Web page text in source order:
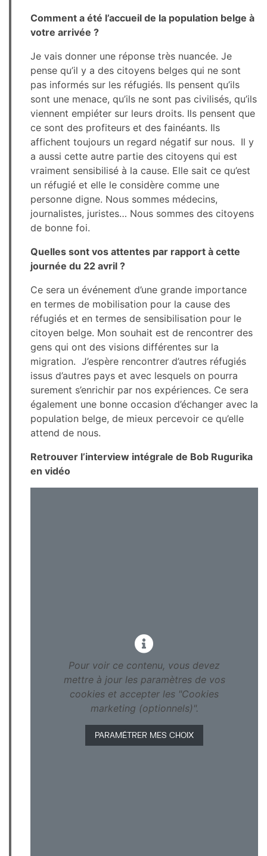
Comment a été l’accueil de la population belge à
votre arrivée ?
Je vais donner une réponse très nuancée. Je
pense qu’il y a des citoyens belges qui ne sont
pas informés sur les réfugiés. Ils pensent qu’ils
sont une menace, qu’ils ne sont pas civilisés, qu’ils
viennent empiéter sur leurs droits. Ils pensent que
ce sont des profiteurs et des fainéants. Ils
affichent toujours un regard négatif sur nous. Il y
a aussi cette autre partie des citoyens qui est
vraiment sensibilisé à la cause. Elle sait ce qu’est
un réfugié et elle le considère comme une
personne digne. Nous sommes médecins,
journalistes, juristes… Nous sommes des citoyens
de bonne foi.
Quelles sont vos attentes par rapport à cette
journée du 22 avril ?
Ce sera un événement d’une grande importance
en termes de mobilisation pour la cause des
réfugiés et en termes de sensibilisation pour le
citoyen belge. Mon souhait est de rencontrer des
gens qui ont des visions différentes sur la
migration. J’espère rencontrer d’autres réfugiés
issus d’autres pays et avec lesquels on pourra
surement s’enrichir par nos expériences. Ce sera
également une bonne occasion d’échanger avec la
population belge, de mieux percevoir ce qu’elle
attend de nous.
Retrouver l’interview intégrale de Bob Rugurika
en vidéo
Pour voir ce contenu, vous devez
mettre à jour les paramètres de vos
cookies et accepter les "Cookies
marketing (optionnels)".
PARAMÉTRER MES CHOIX